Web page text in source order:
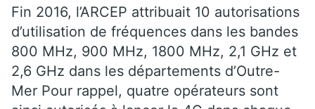
Fin 2016, l’ARCEP attribuait 10 autorisations
d’utilisation de fréquences dans les bandes
800 MHz, 900 MHz, 1800 MHz, 2,1 GHz et
2,6 GHz dans les départements d’Outre-
Mer Pour rappel, quatre opérateurs sont